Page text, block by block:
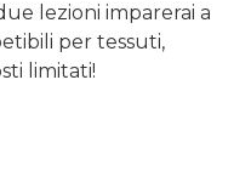
lezioni imparerai a
per tessuti,
limitati!